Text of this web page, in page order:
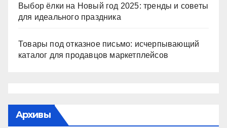
Выбор ёлки на Новый год 2025: тренды и советы
для идеального праздника
Товары под отказное письмо: исчерпывающий
каталог для продавцов маркетплейсов
Архивы